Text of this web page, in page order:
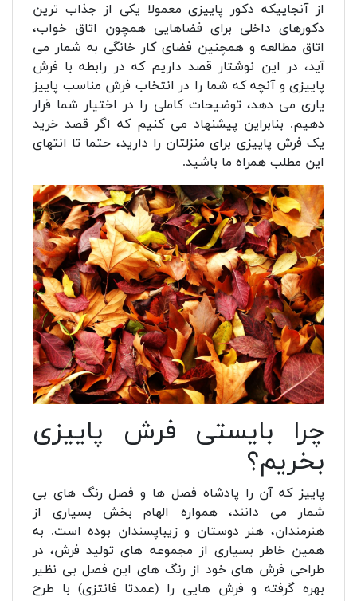
از آنجاییکه دکور پاییزی معمولا یکی از جذاب ترین
دکورهای داخلی برای فضاهایی همچون اتاق خواب،
اتاق مطالعه و همچنین فضای کار خانگی به شمار می
آید، در این نوشتار قصد داریم که در رابطه با فرش
پاییزی و آنچه که شما را در انتخاب فرش مناسب پاییز
یاری می دهد، توضیحات کاملی را در اختیار شما قرار
دهیم. بنابراین پیشنهاد می کنیم که اگر قصد خرید
یک فرش پاییزی برای منزلتان را دارید، حتما تا انتهای
این مطلب همراه ما باشید.
چرا بایستی فرش پاییزی
بخریم؟
پاییز که آن را پادشاه فصل ها و فصل رنگ های بی
شمار می دانند، همواره الهام بخش بسیاری از
هنرمندان، هنر دوستان و زیباپسندان بوده است. به
همین خاطر بسیاری از مجموعه های تولید فرش، در
طراحی فرش های خود از رنگ های این فصل بی نظیر
بهره گرفته و فرش هایی را (عمدتا فانتزی) با طرح